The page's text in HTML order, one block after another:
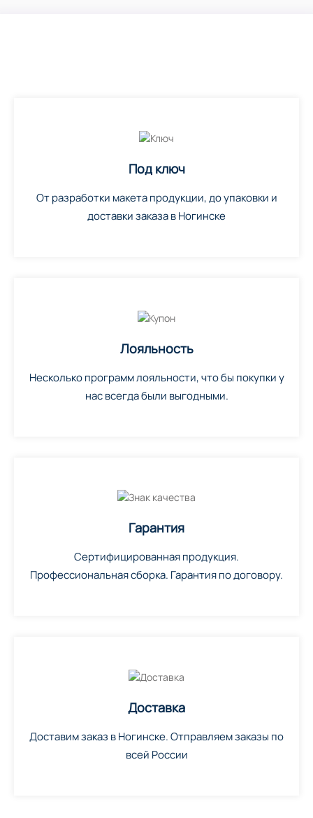
Под ключ
От разработки макета продукции, до упаковки и
доставки заказа в Ногинске
Лояльность
Несколько программ лояльности, что бы покупки у
нас всегда были выгодными.
Гарантия
Сертифицированная продукция.
Профессиональная сборка. Гарантия по договору.
Доставка
Доставим заказ в Ногинске. Отправляем заказы по
всей России